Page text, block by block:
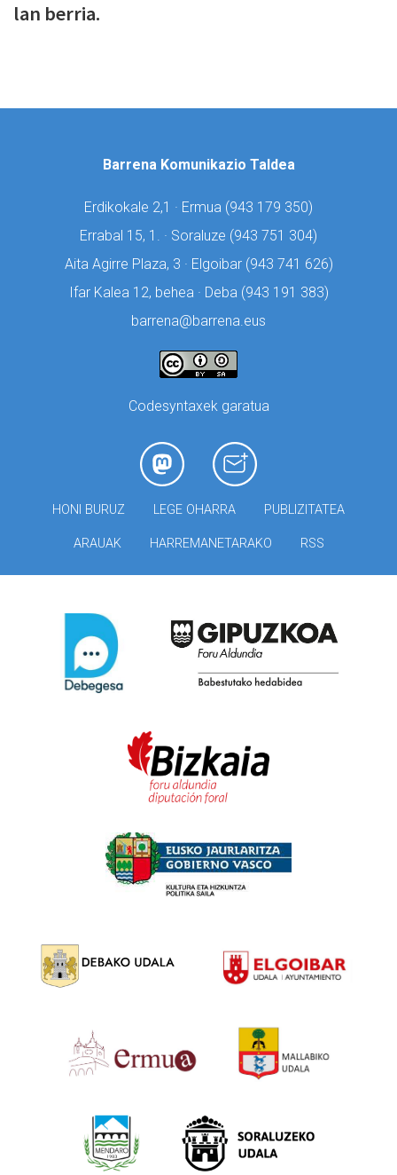
lan berria.
Barrena Komunikazio Taldea
Erdikokale 2,1 · Ermua (943 179 350)
Errabal 15, 1. · Soraluze (943 751 304)
Aita Agirre Plaza, 3 · Elgoibar (943 741 626)
Ifar Kalea 12, behea · Deba (943 191 383)
barrena@barrena.eus
Codesyntaxek garatua
HONI BURUZ LEGE OHARRA PUBLIZITATEA
ARAUAK HARREMANETARAKO RSS